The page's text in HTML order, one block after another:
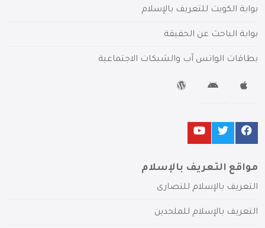
بوابة الكويت للتعريف بالإسلام
بوابة الباحث عن الحقيقة
بطاقات الواتس آب والشبكات الاجتماعية
مواقع التعريف بالإسلام
التعريف بالإسلام للنصارى
التعريف بالإسلام للملحدين